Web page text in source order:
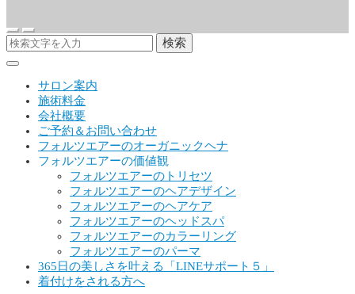
検索
サロン案内
施術料金
会社概要
ご予約＆お問い合わせ
フォルツエアーのオーガニックヘナ
フォルツエアーの価値観
フォルツエアーのトリセツ
フォルツエアーのヘアデザイン
フォルツエアーのヘアケア
フォルツエアーのヘッドスパ
フォルツエアーのカラーリング
フォルツエアーのパーマ
365日の美しさを叶える「LINEサポート５」
着付けをされる方へ